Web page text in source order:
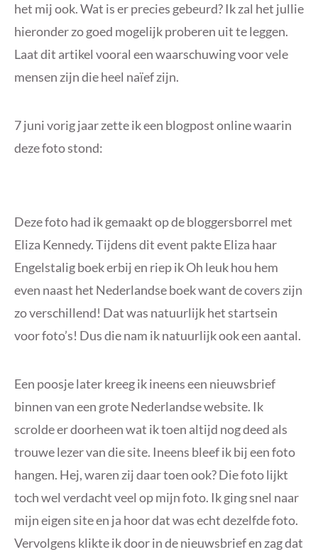
het mij ook. Wat is er precies gebeurd? Ik zal het jullie
hieronder zo goed mogelijk proberen uit te leggen.
Laat dit artikel vooral een waarschuwing voor vele
mensen zijn die heel naïef zijn.
7 juni vorig jaar zette ik een blogpost online waarin
deze foto stond:
Deze foto had ik gemaakt op de bloggersborrel met
Eliza Kennedy. Tijdens dit event pakte Eliza haar
Engelstalig boek erbij en riep ik Oh leuk hou hem
even naast het Nederlandse boek want de covers zijn
zo verschillend! Dat was natuurlijk het startsein
voor foto’s! Dus die nam ik natuurlijk ook een aantal.
Een poosje later kreeg ik ineens een nieuwsbrief
binnen van een grote Nederlandse website. Ik
scrolde er doorheen wat ik toen altijd nog deed als
trouwe lezer van die site. Ineens bleef ik bij een foto
hangen. Hej, waren zij daar toen ook? Die foto lijkt
toch wel verdacht veel op mijn foto. Ik ging snel naar
mijn eigen site en ja hoor dat was echt dezelfde foto.
Vervolgens klikte ik door in de nieuwsbrief en zag dat